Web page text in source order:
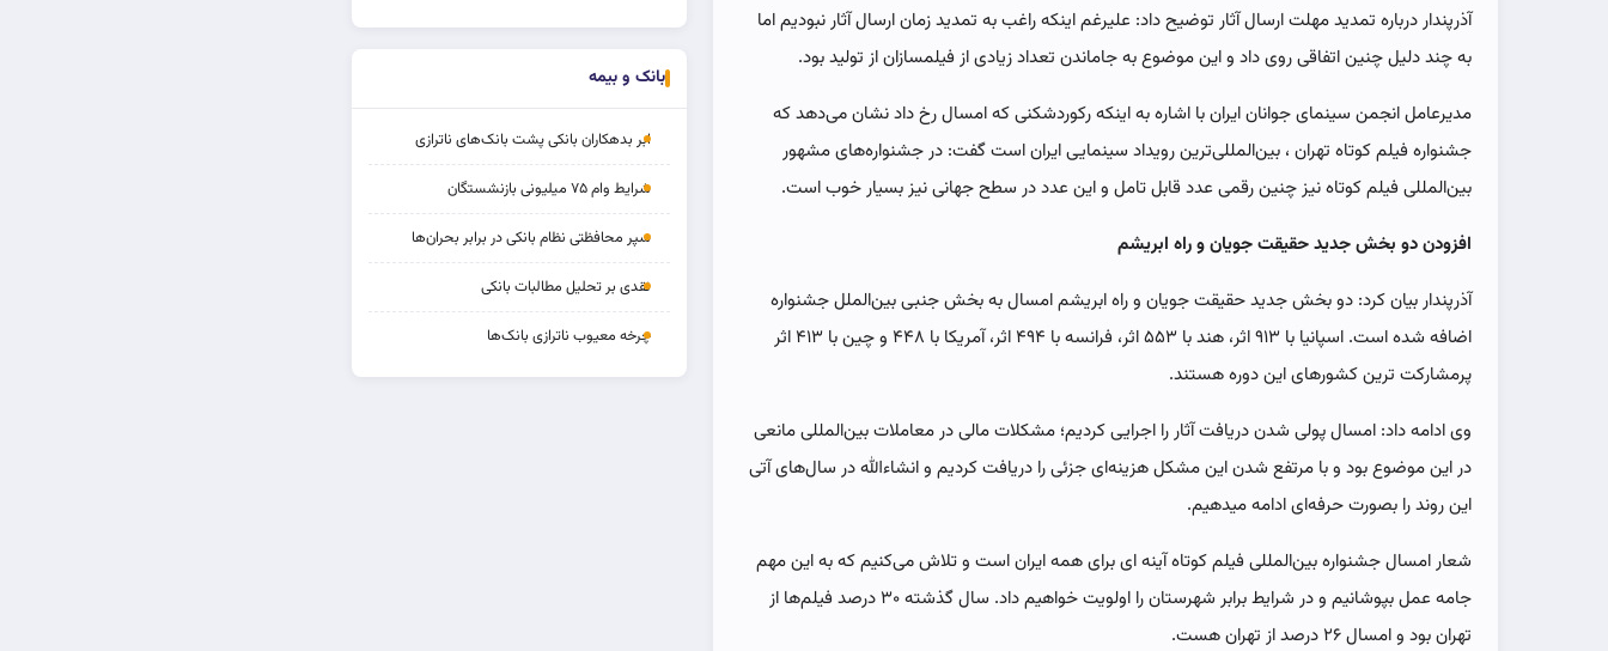
آذرپندار درباره تمدید مهلت ارسال آثار توضیح داد: علیرغم اینکه راغب به تمدید زمان ارسال آثار نبودیم اما
به چند دلیل چنین اتفاقی روی داد و این موضوع به جاماندن تعداد زیادی از فیلمسازان از تولید بود.
مدیرعامل انجمن سینمای جوانان ایران با اشاره به اینکه رکوردشکنی که امسال رخ داد نشان می‌دهد که
جشنواره فیلم کوتاه تهران ، بین‌المللی‌ترین رویداد سینمایی ایران است گفت: در جشنواره‌های مشهور
بین‌المللی فیلم کوتاه نیز چنین رقمی عدد قابل تامل و این عدد در سطح جهانی نیز بسیار خوب است.
افزودن دو بخش جدید حقیقت جویان و راه ابریشم
آذرپندار بیان کرد: دو بخش جدید حقیقت جویان و راه ابریشم امسال‌ به بخش جنبی بین‌الملل جشنواره
اضافه شده است. اسپانیا با ۹۱۳ اثر، هند با ۵۵۳ اثر، فرانسه با ۴۹۴ اثر، آمریکا با ۴۴۸ و چین با ۴۱۳ اثر
پرمشارکت ترین کشورهای این دوره هستند.
وی ادامه داد: امسال‌ پولی شدن دریافت آثار را اجرایی کردیم؛ مشکلات مالی در معاملات بین‌المللی مانعی
در این موضوع بود و با مرتفع شدن این مشکل هزینه‌ای جزئی را دریافت کردیم و انشاءالله در سال‌های آتی
این روند را بصورت حرفه‌ای ادامه میدهیم.
شعار امسال‌ جشنواره بین‌المللی فیلم کوتاه آینه ای برای همه ایران است و تلاش می‌کنیم که به این مهم
جامه‌ عمل بپوشانیم و در شرایط برابر شهرستان را اولویت خواهیم داد. سال گذشته ۳۰ درصد فیلم‌ها از
تهران بود و امسال ۲۶ درصد از تهران هست.
بانک و بیمه
ابر بدهکاران بانکی پشت بانک‌های ناترازی
شرایط وام ۷۵ میلیونی بازنشستگان
سپر محافظتی نظام بانکی در برابر بحران‌ها
نقدی بر تحلیل مطالبات بانکی
چرخه‌ معیوب ناترازی بانک‌ها